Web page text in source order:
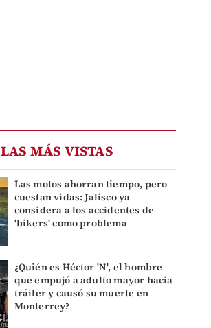
LAS MÁS VISTAS
Las motos ahorran tiempo, pero
cuestan vidas: Jalisco ya
considera a los accidentes de
'bikers' como problema
¿Quién es Héctor 'N', el hombre
que empujó a adulto mayor hacia
tráiler y causó su muerte en
Monterrey?